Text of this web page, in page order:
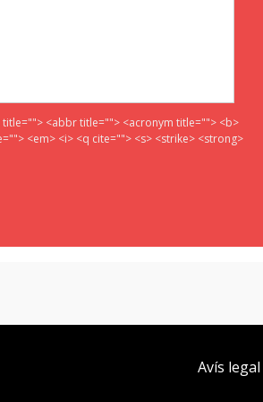
title=""> <abbr title=""> <acronym title=""> <b>
<em> <i> <q cite=""> <s> <strike> <strong>
Avís legal